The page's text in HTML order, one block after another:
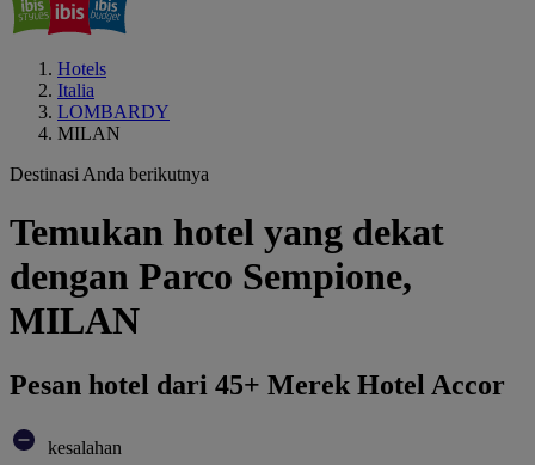
Hotels
Italia
LOMBARDY
MILAN
Destinasi Anda berikutnya
Temukan hotel yang dekat
dengan Parco Sempione,
MILAN
Pesan hotel dari 45+ Merek Hotel Accor
kesalahan